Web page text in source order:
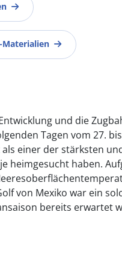
Materialien
und die
Tagen vom 27. bis
als einer der stärksten
heimgesucht haben.
von Mexiko war ein
bereits erwartet